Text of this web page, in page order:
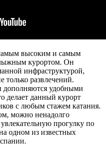
высоким и самым
курортом. Он
инфраструктурой,
только развлечений.
дополняются удобными
делает данный курорт
с любым стажем катания.
можно ненадолго
прогулку по
одном из известных